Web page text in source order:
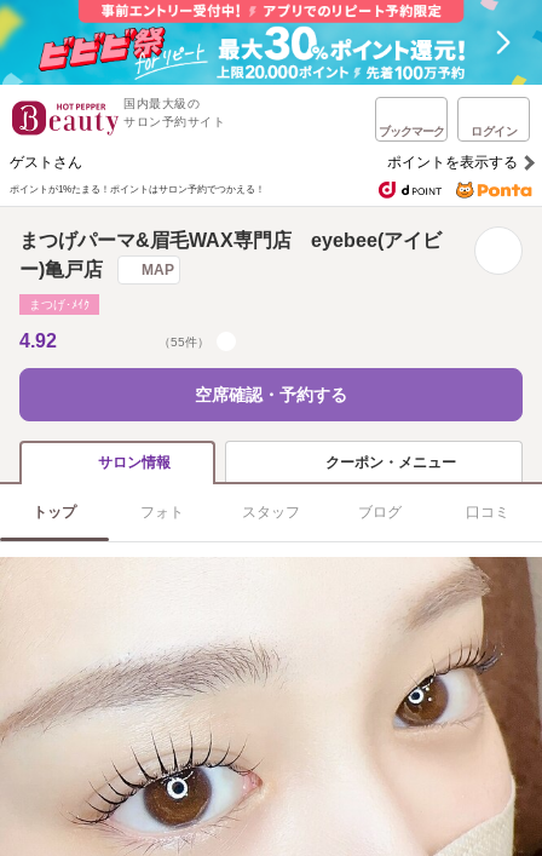
国内最大級の
サロン予約サイト
ブックマーク ログイン
ゲストさん ポイントを表示する
ポイントが1%たまる！ ポイントはサロン予約でつかえる！
まつげパーマ&眉毛WAX専門店 eyebee(アイビ
ー)亀戸店
MAP
まつげ･ﾒｲｸ
4.92 （55件）
空席確認・予約する
サロン情報 クーポン・メニュー
トップ フォト スタッフ ブログ 口コミ